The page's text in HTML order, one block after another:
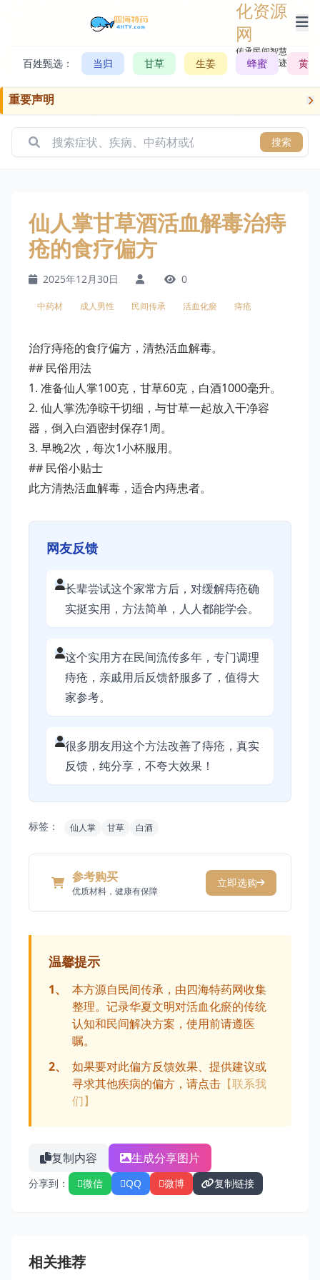
化资源
网
传承民间智慧，
记录历史轨迹
百姓甄选： 当归 甘草 生姜 蜂蜜 黄芪
重要声明
搜索
仙人掌甘草酒活血解毒治痔
疮的食疗偏方
2025年12月30日 0
中药材 成人男性 民间传承 活血化瘀 痔疮
治疗痔疮的食疗偏方，清热活血解毒。
## 民俗用法
1. 准备仙人掌100克，甘草60克，白酒1000毫升。
2. 仙人掌洗净晾干切细，与甘草一起放入干净容
器，倒入白酒密封保存1周。
3. 早晚2次，每次1小杯服用。
## 民俗小贴士
此方清热活血解毒，适合内痔患者。
网友反馈
长辈尝试这个家常方后，对缓解痔疮确
实挺实用，方法简单，人人都能学会。
这个实用方在民间流传多年，专门调理
痔疮，亲戚用后反馈舒服多了，值得大
家参考。
很多朋友用这个方法改善了痔疮，真实
反馈，纯分享，不夸大效果！
标签： 仙人掌 甘草 白酒
参考购买
优质材料，健康有保障
立即选购
温馨提示
1、
本方源自民间传承，由四海特药网收集
整理。记录华夏文明对活血化瘀的传统
认知和民间解决方案，使用前请遵医
嘱。
2、
如果要对此偏方反馈效果、提供建议或
寻求其他疾病的偏方，请点击 【联系我
们】
复制内容 生成分享图片
分享到： 微信 QQ 微博 复制链接
相关推荐